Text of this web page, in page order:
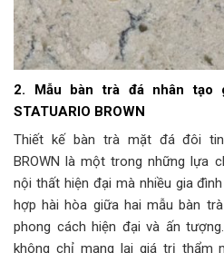
2. Mẫu bàn trà đá nhân tạo
STATUARIO BROWN
Thiết kế bàn trà mặt đá đôi
BROWN là một trong những lựa
nội thất hiện đại mà nhiều gia
hợp hài hòa giữa hai mẫu bàn
phong cách hiện đại và ấn
không chỉ mang lại giá trị thẩm